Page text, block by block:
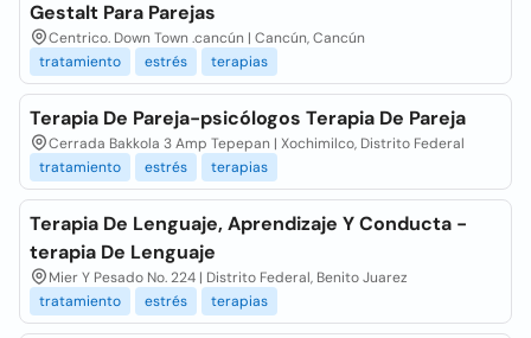
Gestalt Para Parejas
Centrico. Down Town .cancún | Cancún, Cancún
tratamiento
estrés terapias
Terapia De Pareja-psicólogos Terapia De Pareja
Cerrada Bakkola 3 Amp Tepepan | Xochimilco, Distrito Federal
tratamiento
estrés terapias
Terapia De Lenguaje, Aprendizaje Y Conducta -
terapia De Lenguaje
Mier Y Pesado No. 224 | Distrito Federal, Benito Juarez
tratamiento
estrés terapias